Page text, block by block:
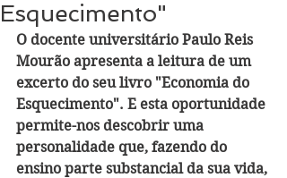
Esquecimento"
O docente universitário Paulo Reis
Mourão apresenta a leitura de um
excerto do seu livro "Economia do
Esquecimento". E esta oportunidade
permite-nos descobrir uma
personalidade que, fazendo do
ensino parte substancial da sua vida,